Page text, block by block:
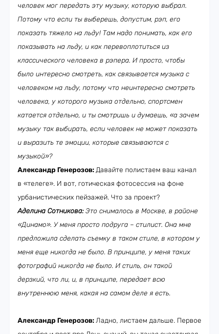
человек мог передать эту музыку, которую выбрал.
Потому что если ты выберешь, допустим, рэп, его
показать тяжело на льду! Там надо понимать, как его
показывать на льду, и как перевоплотиться из
классического человека в рэпера. И просто, чтобы
было интересно смотреть, как связывается музыка с
человеком на льду, потому что неинтересно смотреть
человека, у которого музыка отдельно, спортсмен
катается отдельно, и ты смотришь и думаешь, «а зачем
музыку так выбирать, если человек не может показать
и выразить те эмоции, которые связываются с
музыкой»?
Александр Генерозов:Давайте полистаем ваш канал
в «телеге». И вот, готическая фотосессия на фоне
урбанистических пейзажей. Что за проект?
Аделина Сотникова:Это снималось в Москве, в районе
«Динамо». У меня просто подруга – стилист. Она мне
предложила сделать съемку в таком стиле, в котором у
меня еще никогда не было. В принципе, у меня таких
фотографий никогда не было. И стиль, он такой
дерзкий, что ли, и, в принципе, передает всю
внутреннюю меня, какая на самом деле я есть.
Александр Генерозов:Ладно, листаем дальше. Первое